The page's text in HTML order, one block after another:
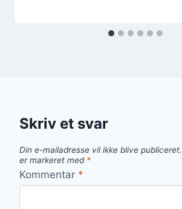
Skriv et svar
Din e-mailadresse vil ikke blive publiceret.
er markeret med *
Kommentar *